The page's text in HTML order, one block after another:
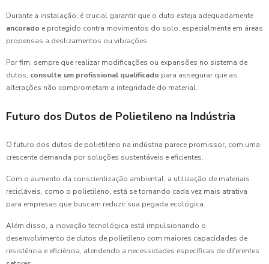
Durante a instalação, é crucial garantir que o duto esteja adequadamente
ancorado e protegido contra movimentos do solo, especialmente em áreas
propensas a deslizamentos ou vibrações.
Por fim, sempre que realizar modificações ou expansões no sistema de
dutos, consulte um profissional qualificado para assegurar que as
alterações não comprometam a integridade do material.
Futuro dos Dutos de Polietileno na Indústria
O futuro dos dutos de polietileno na indústria parece promissor, com uma
crescente demanda por soluções sustentáveis e eficientes.
Com o aumento da conscientização ambiental, a utilização de materiais
recicláveis, como o polietileno, está se tornando cada vez mais atrativa
para empresas que buscam reduzir sua pegada ecológica.
Além disso, a inovação tecnológica está impulsionando o
desenvolvimento de dutos de polietileno com maiores capacidades de
resistência e eficiência, atendendo a necessidades específicas de diferentes